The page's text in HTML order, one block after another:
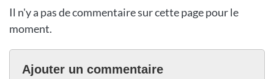
Il n'y a pas de commentaire sur cette page pour le
moment.
Ajouter un commentaire